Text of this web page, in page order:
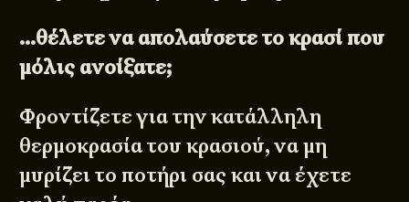
…θέλετε να απολαύσετε το κρασί που
μόλις ανοίξατε;
Φροντίζετε για την κατάλληλη
θερμοκρασία του κρασιού, να μη
μυρίζει το ποτήρι σας και να έχετε